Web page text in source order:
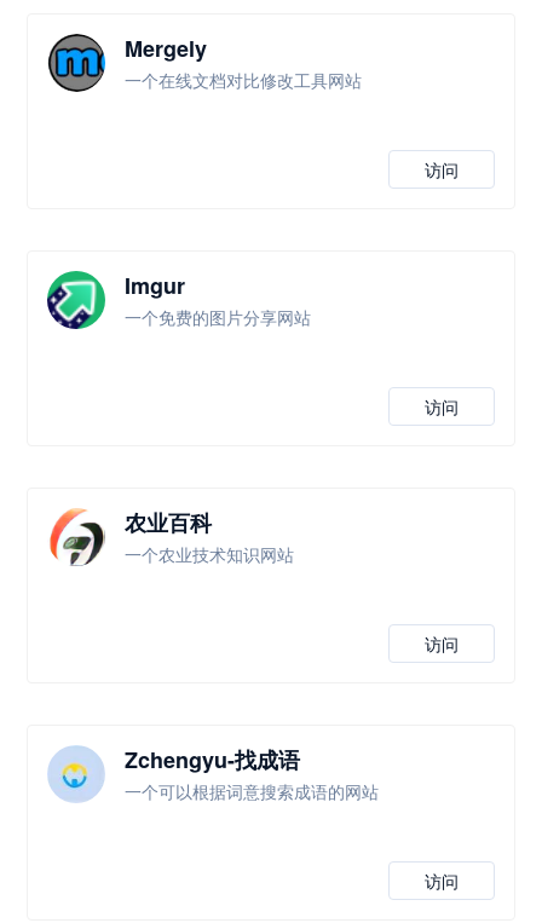
Mergely
一个在线文档对比修改工具网站
访问
Imgur
一个免费的图片分享网站
访问
农业百科
一个农业技术知识网站
访问
Zchengyu-找成语
一个可以根据词意搜索成语的网站
访问